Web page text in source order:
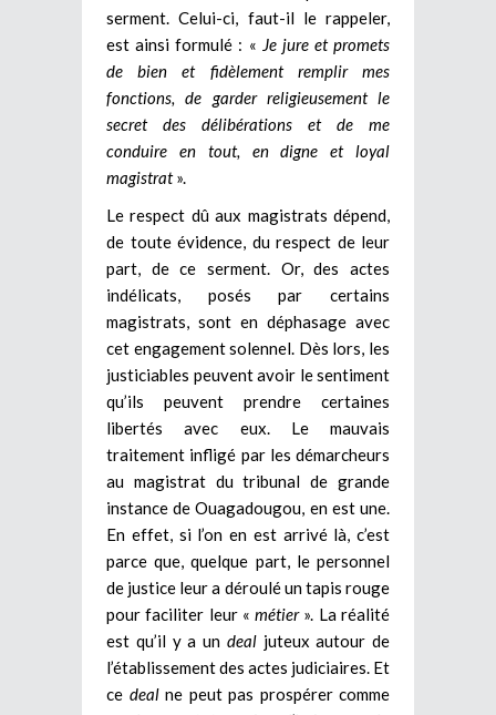
serment. Celui-ci, faut-il le rappeler,
est ainsi formulé : « Je jure et promets
de bien et fidèlement remplir mes
fonctions, de garder religieusement le
secret des délibérations et de me
conduire en tout, en digne et loyal
magistrat».
Le respect dû aux magistrats dépend,
de toute évidence, du respect de leur
part, de ce serment. Or, des actes
indélicats, posés par certains
magistrats, sont en déphasage avec
cet engagement solennel. Dès lors, les
justiciables peuvent avoir le sentiment
qu’ils peuvent prendre certaines
libertés avec eux. Le mauvais
traitement infligé par les démarcheurs
au magistrat du tribunal de grande
instance de Ouagadougou, en est une.
En effet, si l’on en est arrivé là, c’est
parce que, quelque part, le personnel
de justice leur a déroulé un tapis rouge
pour faciliter leur «métier ». La réalité
est qu’il y a un deal juteux autour de
l’établissement des actes judiciaires. Et
ce dealne peut pas prospérer comme